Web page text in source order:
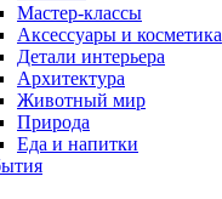
Мастер-классы
Аксессуары и косметика
Детали интерьера
Архитектура
Животный мир
Природа
Еда и напитки